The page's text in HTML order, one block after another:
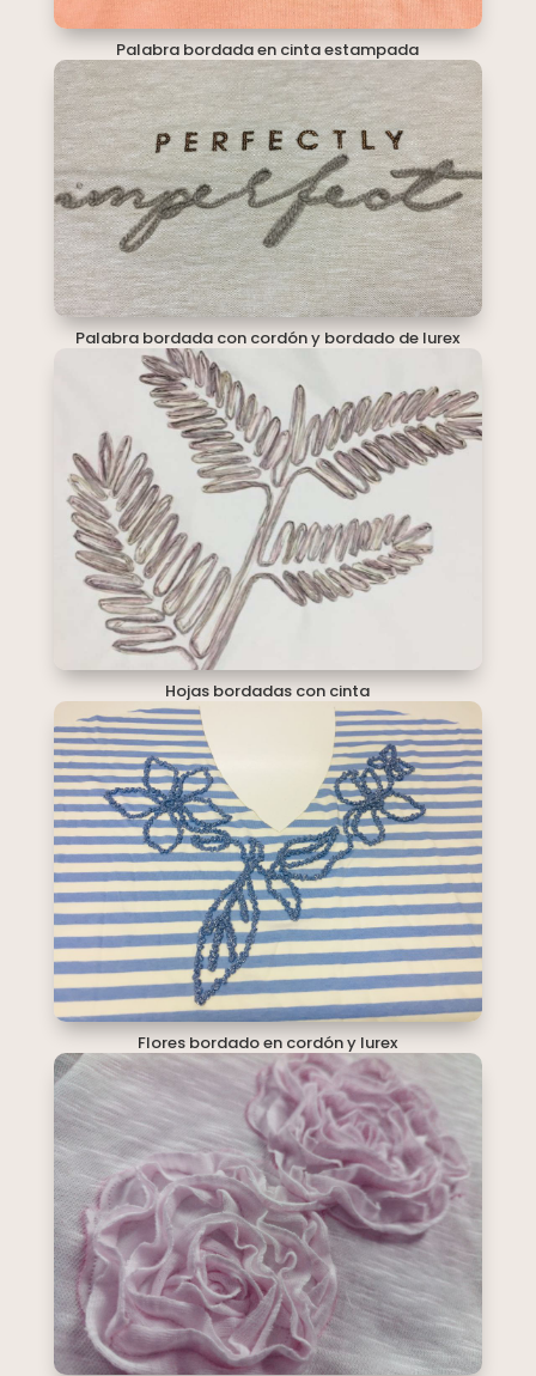
Palabra bordada en cinta estampada
Palabra bordada con cordón y bordado de lurex
Hojas bordadas con cinta
Flores bordado en cordón y lurex